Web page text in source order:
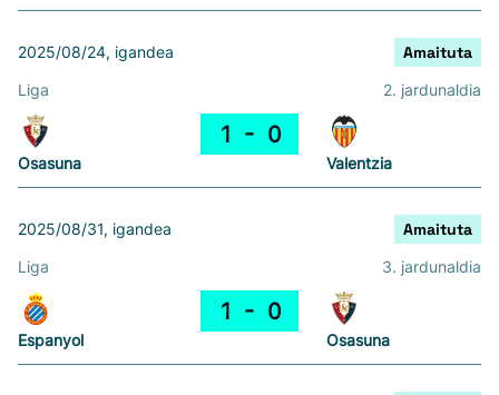
2025/08/24, igandea Amaituta
Liga 2. jardunaldia
Osasuna
1 0
Valentzia
2025/08/31, igandea Amaituta
Liga 3. jardunaldia
Espanyol
1 0
Osasuna